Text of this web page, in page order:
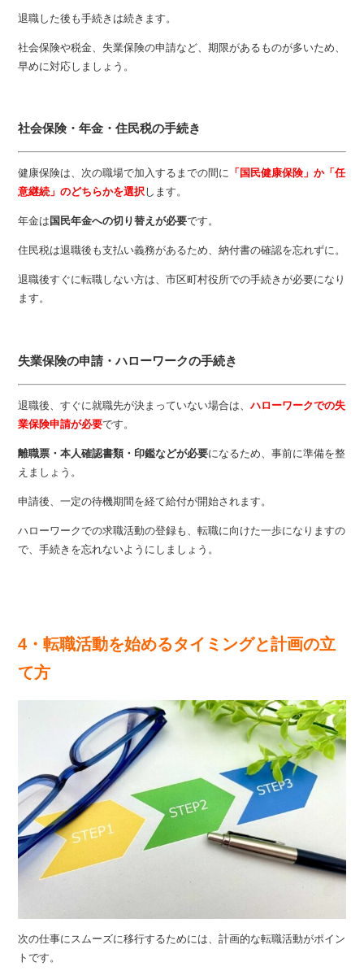
退職した後も手続きは続きます。
社会保険や税金、失業保険の申請など、期限があるものが多いため、
早めに対応しましょう。
社会保険・年金・住民税の手続き
健康保険は、次の職場で加入するまでの間に 「国民健康保険」か「任
意継続」のどちらかを選択します。
年金は 国民年金への切り替えが必要です。
住民税は退職後も支払い義務があるため、納付書の確認を忘れずに。
退職後すぐに転職しない方は、市区町村役所での手続きが必要になり
ます。
失業保険の申請・ハローワークの手続き
退職後、すぐに就職先が決まっていない場合は、ハローワークでの失
業保険申請が必要です。
離職票・本人確認書類・印鑑などが必要になるため、事前に準備を整
えましょう。
申請後、一定の待機期間を経て給付が開始されます。
ハローワークでの求職活動の登録も、転職に向けた一歩になりますの
で、手続きを忘れないようにしましょう。
4・転職活動を始めるタイミングと計画の立
て方
次の仕事にスムーズに移行するためには、計画的な転職活動がポイン
トです。